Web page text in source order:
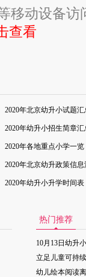
移动设备访
查看
2020年北京幼升小试题汇
2020年幼升小招生简章汇
2020年各地重点小学一览
2020年北京幼升政策信息
2020年幼升小升学时间表
热门推荐
10月13日幼升
立足儿童可持
幼儿绘本阅读